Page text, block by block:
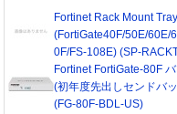
Fortinet Rack Mount Tray
(FortiGate40F/50E/60E/
0F/FS-108E) (SP-
Fortinet FortiGate-80F
(初年度先出しセンドバ
(FG-80F-BDL-US)